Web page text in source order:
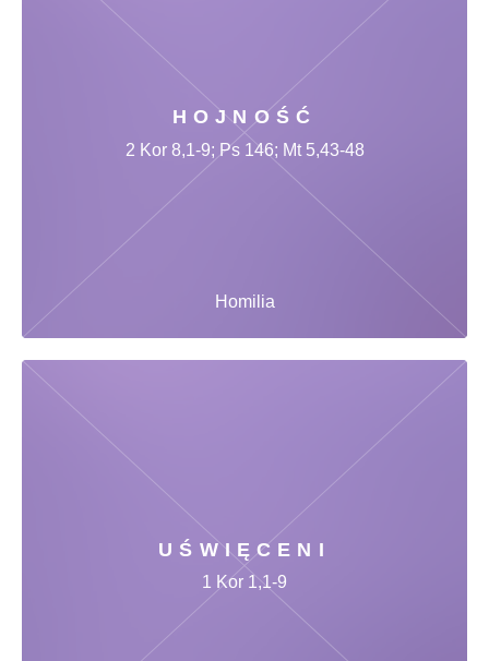
HOJNOŚĆ
Homilia
2 Kor 8,1-9; Ps 146; Mt 5,43-48
UŚWIĘCENI
1 Kor 1,1-9